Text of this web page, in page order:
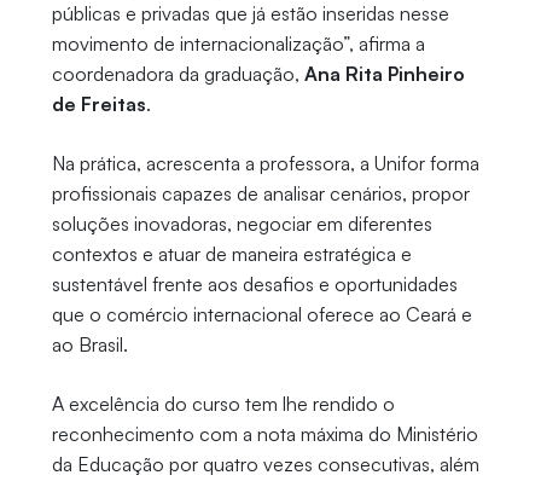
públicas e privadas que já estão inseridas nesse
movimento de internacionalização”, afirma a
coordenadora da graduação, Ana Rita Pinheiro
de Freitas.
Na prática, acrescenta a professora, a Unifor forma
profissionais capazes de analisar cenários, propor
soluções inovadoras, negociar em diferentes
contextos e atuar de maneira estratégica e
sustentável frente aos desafios e oportunidades
que o comércio internacional oferece ao Ceará e
ao Brasil.
A excelência do curso tem lhe rendido o
reconhecimento com a nota máxima do Ministério
da Educação por quatro vezes consecutivas, além